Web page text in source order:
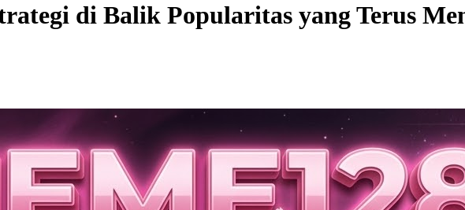
di Balik Popularitas yang Terus